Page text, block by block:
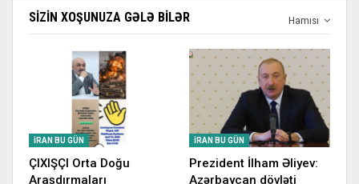
Hamısı
SIZIN XOŞUNUZA GƏLƏ BILƏR
İRAN BU GÜN
ÇIXIŞÇI Orta Doğu
Araşdırmaları
İRAN BU GÜN
Prezident İlham Əliyev:
Azərbaycan dövləti